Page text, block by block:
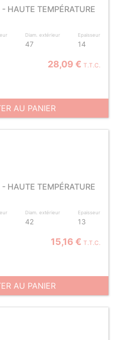
HAUTE TEMPÉRATURE
Diam. extérieur
47
Epaisseur
14
28,09 € T.T.C.
AU PANIER
HAUTE TEMPÉRATURE
Diam. extérieur
42
Epaisseur
13
15,16 € T.T.C.
AU PANIER